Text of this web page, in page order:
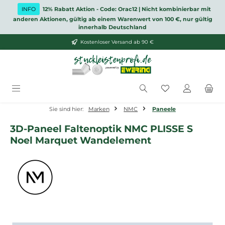
Zum Hauptinhalt springen
INFO
12% Rabatt Aktion - Code: Orac12 | Nicht kombinierbar mit
anderen Aktionen, gültig ab einem Warenwert von 100 €, nur gültig
innerhalb Deutschland
Kostenloser Versand ab 90 €
Du hast 0
Sie sind hier: Marken NMC Paneele
3D-Paneel Faltenoptik NMC PLISSE S
Noel Marquet Wandelement